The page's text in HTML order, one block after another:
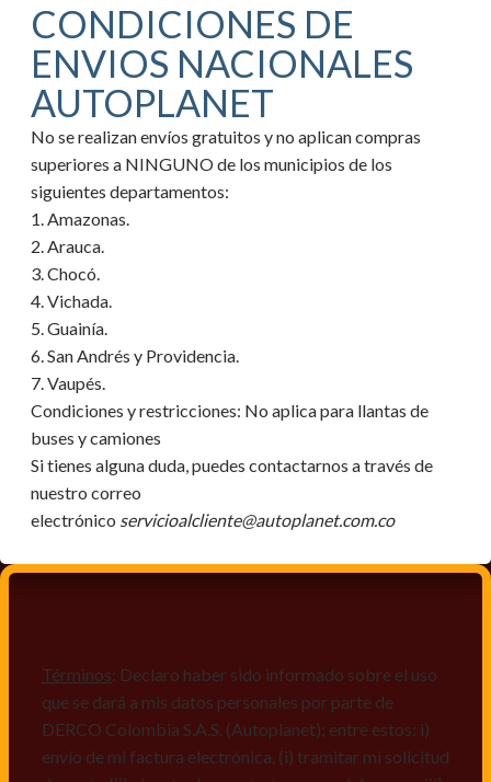
CONDICIONES DE
ENVIOS NACIONALES
AUTOPLANET
No se realizan envíos gratuitos y no aplican compras
superiores a NINGUNO de los municipios de los
siguientes departamentos:
1. Amazonas.
2. Arauca.
3. Chocó.
4. Vichada.
5. Guainía.
6. San Andrés y Providencia.
7. Vaupés.
Condiciones y restricciones: No aplica para llantas de
buses y camiones
Si tienes alguna duda, puedes contactarnos a través de
nuestro correo
electrónico servicioalcliente@autoplanet.com.co
Términos: Declaro haber sido informado sobre el uso
que se dará a mis datos personales por parte de
DERCO Colombia S.A.S. (Autoplanet); entre estos: i)
envío de mi factura electrónica, (i) tramitar mi solicitud